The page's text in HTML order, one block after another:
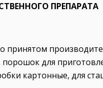
ПРЕПАРАТА
принятом
для
картонные, для